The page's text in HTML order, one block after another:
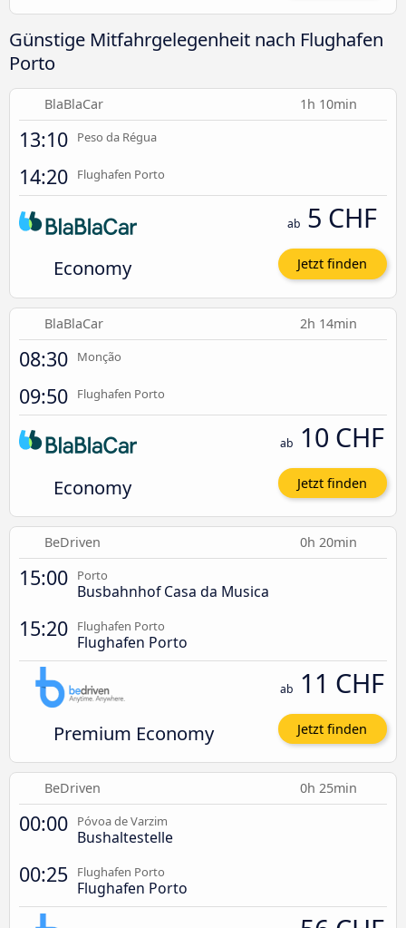
Günstige Mitfahrgelegenheit nach Flughafen
Porto
BlaBlaCar 1h 10min
13:10 Peso da Régua
14:20 Flughafen Porto
Economy
ab 5 CHF
Jetzt finden
BlaBlaCar 2h 14min
08:30 Monção
09:50 Flughafen Porto
Economy
ab 10 CHF
Jetzt finden
BeDriven 0h 20min
15:00 Porto
Busbahnhof Casa da Musica
15:20 Flughafen Porto
Flughafen Porto
Premium Economy
ab 11 CHF
Jetzt finden
BeDriven 0h 25min
00:00 Póvoa de Varzim
Bushaltestelle
00:25 Flughafen Porto
Flughafen Porto